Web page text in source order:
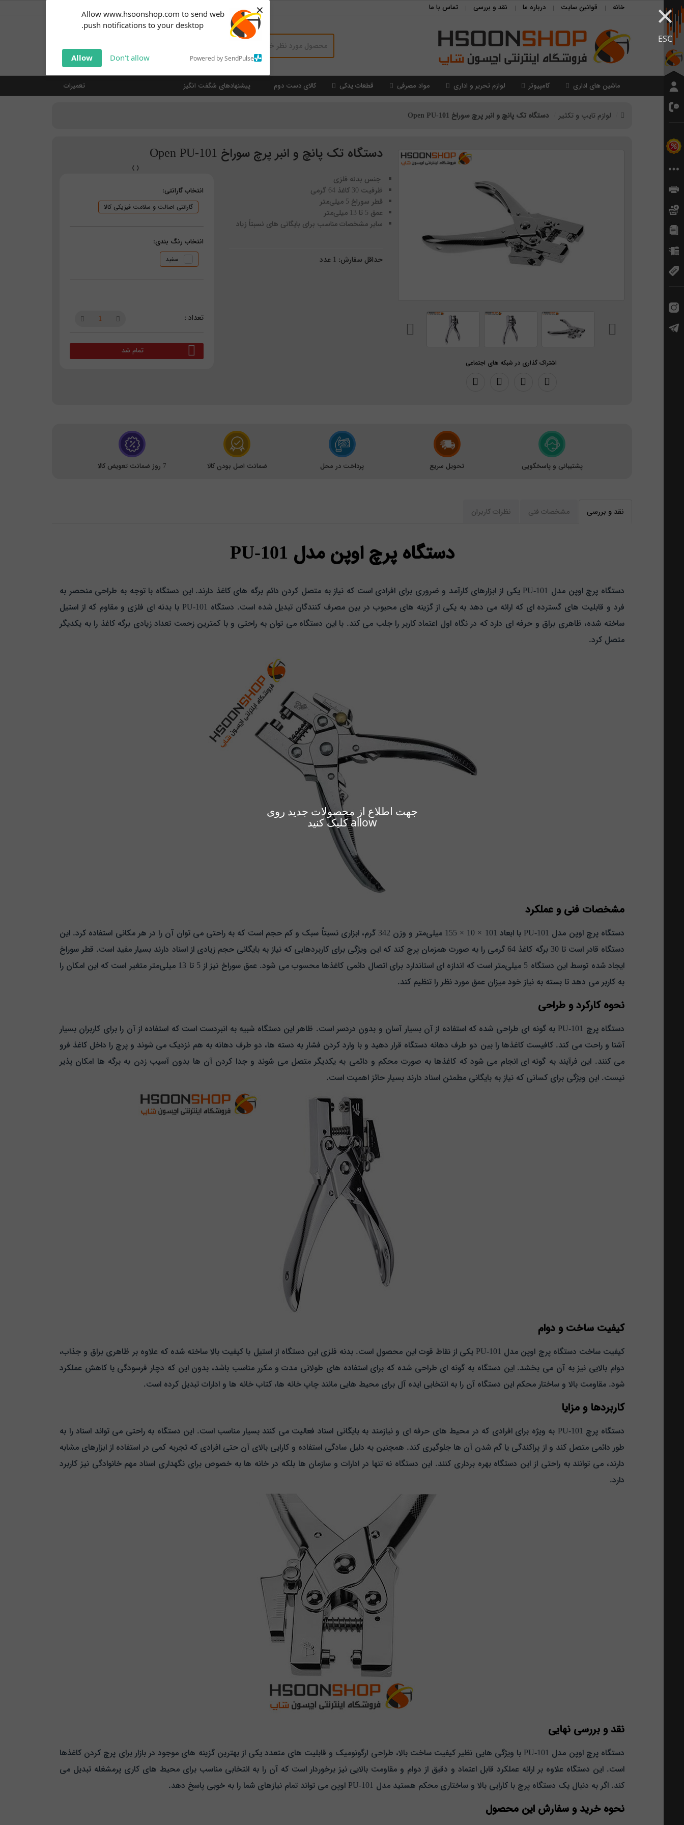
Allow www.hsoonshop.com to send web
push notifications to your desktop.
Powered by SendPulse
Don't allow
Allow
× ×
ESC
جهت اطلاع از محصولات جدید روی
allow کلیک کنید
notifications!
Click the bell icon to enable
خانه قوانین سایت درباره ما نقد و بررسی تماس با ما
ماشین های اداری کامپیوتر لوازم تحریر و اداری مواد مصرفی قطعات یدکی کالای دست دوم پیشنهادهای شگفت انگیز تعمیرات
لوازم تایپ و تکثیر دستگاه تک پانچ و انبر پرچ سوراخ Open PU-101
اشتراک گذاری در شبکه های اجتماعی
دستگاه تک پانچ و انبر پرچ سوراخ Open PU-101
جنس بدنه فلزی
ظرفیت 30 کاغذ 64 گرمی
قطر سوراخ 5 میلی‌متر
عمق 5 تا 13 میلی‌متر
سایر مشخصات مناسب برای بایگانی های نسبتاً زیاد
حداقل سفارش: 1 عدد
انتخاب گارانتی:
گارانتی اصالت و سلامت فیزیکی کالا
انتخاب رنگ بندی:
سفید
تمام شد
پشتیبانی و پاسخگویی تحویل سریع پرداخت در محل ضمانت اصل بودن کالا 7 روز ضمانت تعویض کالا
نقد و بررسی مشخصات فنی نظرات کاربران
دستگاه پرچ اوپن مدل PU-101
دستگاه پرچ اوپن مدل PU-101 یکی از ابزارهای کارآمد و ضروری برای افرادی است که نیاز به متصل کردن دائم برگه‌ های کاغذ دارند. این دستگاه با توجه به طراحی منحصر به
فرد و قابلیت‌ های گسترده‌ ای که ارائه می‌ دهد به یکی از گزینه‌ های محبوب در بین مصرف‌ کنندگان تبدیل شده است. دستگاه PU-101 با بدنه‌ ای فلزی و مقاوم که از استیل
ساخته شده، ظاهری براق و حرفه‌ ای دارد که در نگاه اول اعتماد کاربر را جلب می‌ کند. با این دستگاه می‌ توان به راحتی و با کمترین زحمت تعداد زیادی برگه کاغذ را به یکدیگر
متصل کرد.
مشخصات فنی و عملکرد
دستگاه پرچ اوپن مدل PU-101 با ابعاد 101 × 10 × 155 میلی‌متر و وزن 342 گرم، ابزاری نسبتاً سبک و کم‌ حجم است که به راحتی می‌ توان آن را در هر مکانی استفاده کرد. این
دستگاه قادر است تا 30 برگه کاغذ 64 گرمی را به‌ صورت همزمان پرچ کند که این ویژگی برای کاربردهایی که نیاز به بایگانی حجم زیادی از اسناد دارند بسیار مفید است. قطر سوراخ
ایجاد شده توسط این دستگاه 5 میلی‌متر است که اندازه‌ ای استاندارد برای اتصال دائمی کاغذها محسوب می‌ شود. عمق سوراخ نیز از 5 تا 13 میلی‌متر متغیر است که این امکان را
به کاربر می‌ دهد تا بسته به نیاز خود میزان عمق مورد نظر را تنظیم کند.
نحوه کارکرد و طراحی
دستگاه پرچ PU-101 به گونه‌ ای طراحی شده که استفاده از آن بسیار آسان و بدون دردسر است. ظاهر این دستگاه شبیه به انبردست است که استفاده از آن را برای کاربران بسیار
آشنا و راحت می‌ کند. کافیست کاغذها را بین دو طرف دهانه دستگاه قرار دهید و با وارد کردن فشار به دسته‌ ها، دو طرف دهانه به هم نزدیک می‌ شوند و پرچ را داخل کاغذ فرو
می‌ کنند. این فرآیند به گونه‌ ای انجام می‌ شود که کاغذها به صورت محکم و دائمی به یکدیگر متصل می‌ شوند و جدا کردن آن ها بدون آسیب زدن به برگه‌ ها امکان‌ پذیر
نیست. این ویژگی برای کسانی که نیاز به بایگانی مطمئن اسناد دارند بسیار حائز اهمیت است.
کیفیت ساخت و دوام
کیفیت ساخت دستگاه پرچ اوپن مدل PU-101 یکی از نقاط قوت این محصول است. بدنه فلزی این دستگاه از استیل با کیفیت بالا ساخته شده که علاوه بر ظاهری براق و جذاب،
دوام بالایی نیز به آن می‌ بخشد. این دستگاه به گونه‌ ای طراحی شده که برای استفاده‌ های طولانی‌ مدت و مکرر مناسب باشد، بدون این که دچار فرسودگی یا کاهش عملکرد
شود. مقاومت بالا و ساختار محکم این دستگاه آن را به انتخابی ایده‌ آل برای محیط‌ هایی مانند چاپ‌ خانه‌ ها، کتاب‌ خانه‌ ها و ادارات تبدیل کرده است.
کاربردها و مزایا
دستگاه پرچ PU-101 به ویژه برای افرادی که در محیط‌ های حرفه‌ ای و نیازمند به بایگانی اسناد فعالیت می‌ کنند بسیار مناسب است. این دستگاه به راحتی می‌ تواند اسناد را به
طور دائمی متصل کند و از پراکندگی یا گم شدن آن ها جلوگیری کند. همچنین به دلیل سادگی استفاده و کارایی بالای آن حتی افرادی که تجربه کمی در استفاده از ابزارهای مشابه
دارند، می‌ توانند به راحتی از این دستگاه بهره‌ برداری کنند. این دستگاه نه تنها در ادارات و سازمان‌ ها بلکه در خانه‌ ها به خصوص برای نگهداری اسناد مهم خانوادگی نیز کاربرد
دارد.
نقد و بررسی نهایی
دستگاه پرچ اوپن مدل PU-101 با ویژگی‌ هایی نظیر کیفیت ساخت بالا، طراحی ارگونومیک و قابلیت‌ های متعدد یکی از بهترین گزینه‌ های موجود در بازار برای پرچ کردن کاغذها
است. این دستگاه علاوه بر ارائه عملکرد قابل‌ اعتماد و دقیق از دوام و مقاومت بالایی نیز برخوردار است که آن را به انتخابی مناسب برای محیط‌ های کاری پرمشغله تبدیل می‌
کند. اگر به دنبال یک دستگاه پرچ با کارایی بالا و ساختاری محکم هستید مدل PU-101 اوپن می‌ تواند تمام نیازهای شما را به خوبی پاسخ دهد.
نحوه خرید و سفارش این محصول